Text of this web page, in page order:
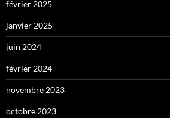
février 2025
janvier 2025
juin 2024
février 2024
novembre 2023
octobre 2023